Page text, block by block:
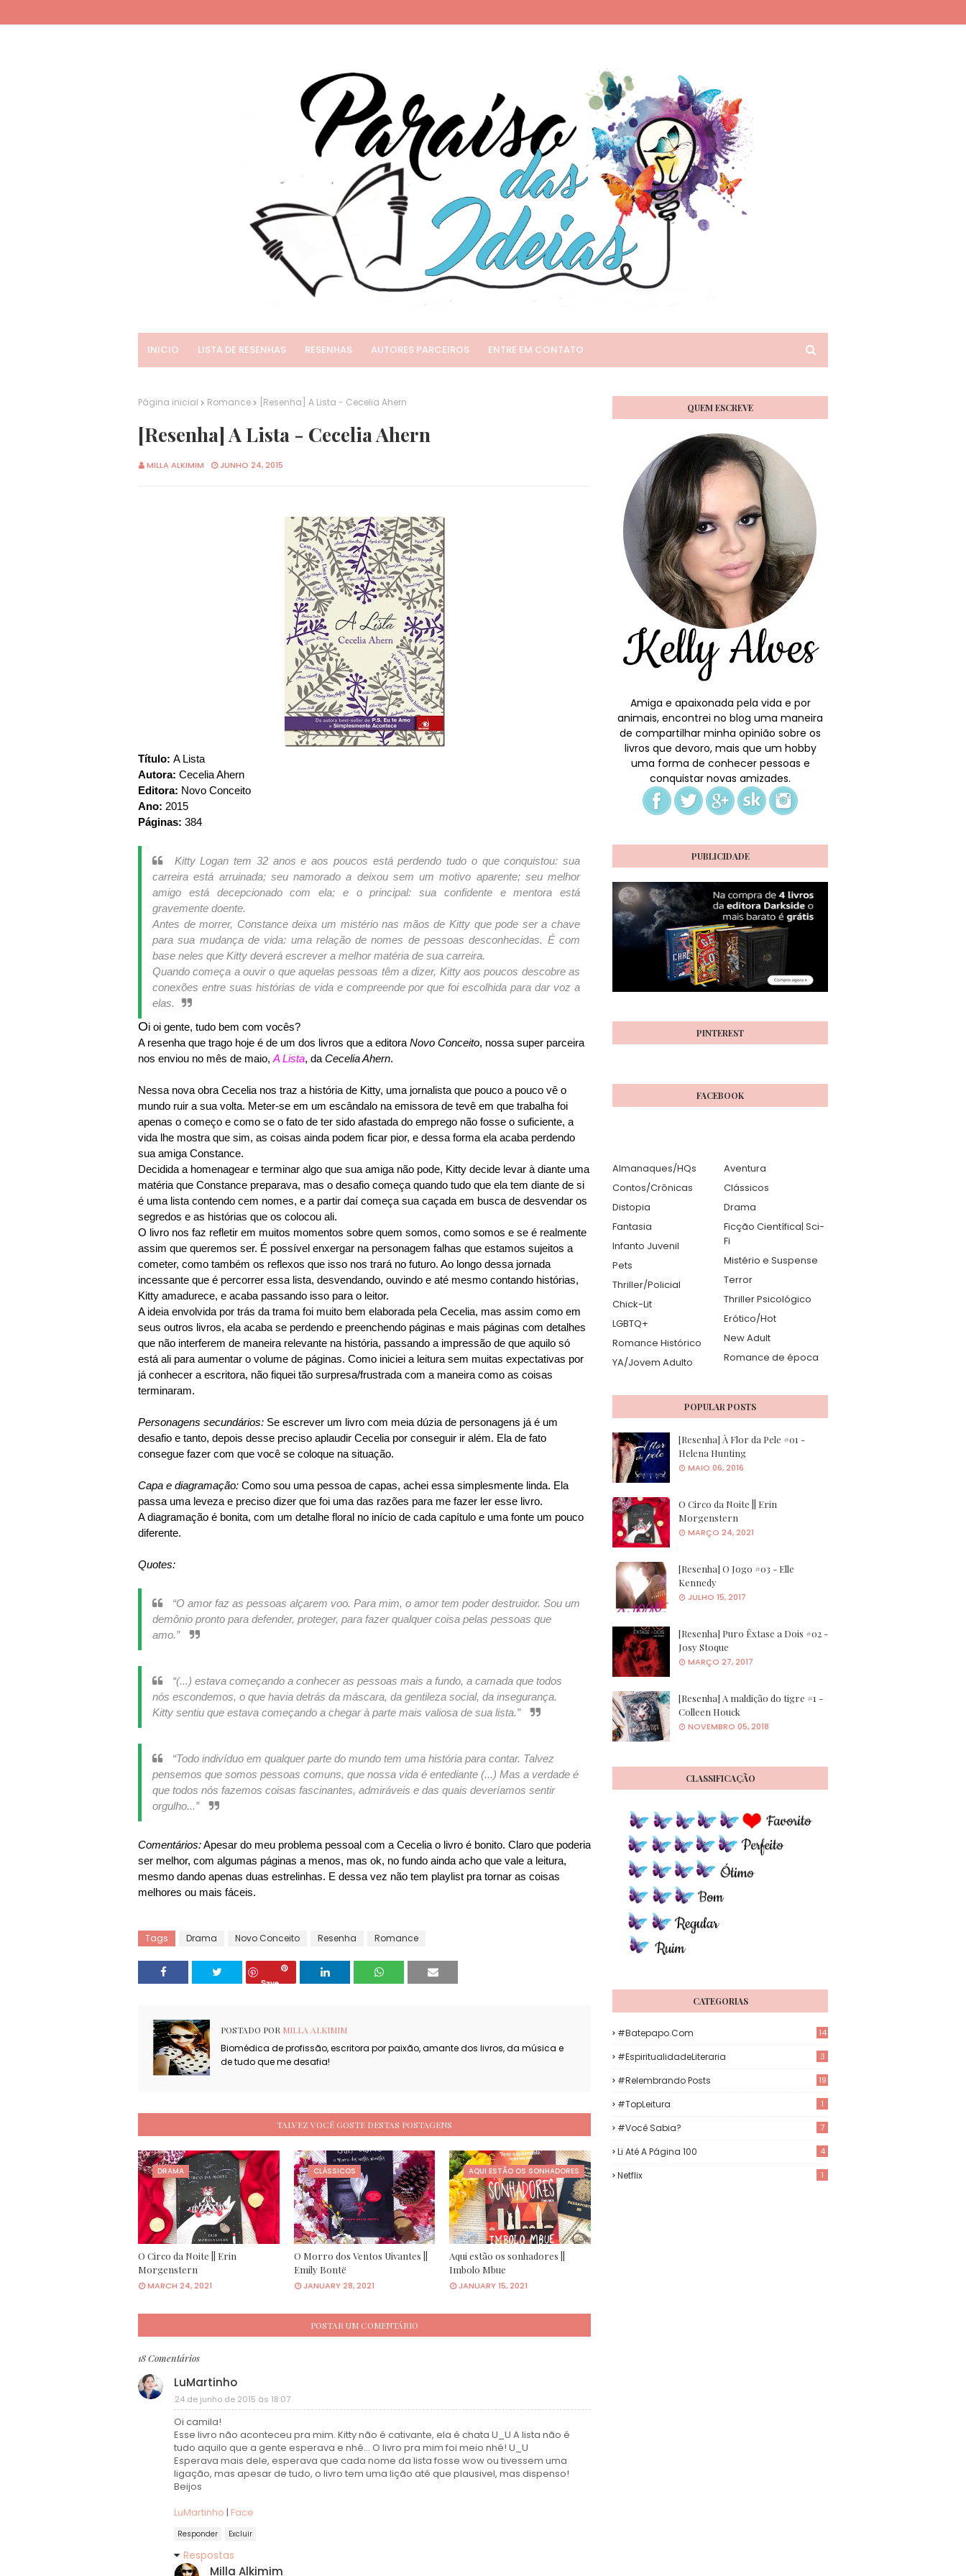
INICIO LISTA DE RESENHAS RESENHAS AUTORES PARCEIROS ENTRE EM CONTATO
Página inicial Romance [Resenha] A Lista - Cecelia Ahern
[Resenha] A Lista - Cecelia Ahern
MILLA ALKIMIM JUNHO 24, 2015
Título: A Lista
Autora: Cecelia Ahern
Editora: Novo Conceito
Ano: 2015
Páginas: 384
Kitty Logan tem 32 anos e aos poucos está perdendo tudo o que conquistou: sua
carreira está arruinada; seu namorado a deixou sem um motivo aparente; seu melhor
amigo está decepcionado com ela; e o principal: sua confidente e mentora está
gravemente doente.
Antes de morrer, Constance deixa um mistério nas mãos de Kitty que pode ser a chave
para sua mudança de vida: uma relação de nomes de pessoas desconhecidas. É com
base neles que Kitty deverá escrever a melhor matéria de sua carreira.
Quando começa a ouvir o que aquelas pessoas têm a dizer, Kitty aos poucos descobre as
conexões entre suas histórias de vida e compreende por que foi escolhida para dar voz a
elas.
Oi oi gente, tudo bem com vocês?
A resenha que trago hoje é de um dos livros que a editora Novo Conceito, nossa super parceira
nos enviou no mês de maio, A Lista, da Cecelia Ahern.
Nessa nova obra Cecelia nos traz a história de Kitty, uma jornalista que pouco a pouco vê o
mundo ruir a sua volta. Meter-se em um escândalo na emissora de tevê em que trabalha foi
apenas o começo e como se o fato de ter sido afastada do emprego não fosse o suficiente, a
vida lhe mostra que sim, as coisas ainda podem ficar pior, e dessa forma ela acaba perdendo
sua amiga Constance.
Decidida a homenagear e terminar algo que sua amiga não pode, Kitty decide levar à diante uma
matéria que Constance preparava, mas o desafio começa quando tudo que ela tem diante de si
é uma lista contendo cem nomes, e a partir daí começa sua caçada em busca de desvendar os
segredos e as histórias que os colocou ali.
O livro nos faz refletir em muitos momentos sobre quem somos, como somos e se é realmente
assim que queremos ser. É possível enxergar na personagem falhas que estamos sujeitos a
cometer, como também os reflexos que isso nos trará no futuro. Ao longo dessa jornada
incessante que é percorrer essa lista, desvendando, ouvindo e até mesmo contando histórias,
Kitty amadurece, e acaba passando isso para o leitor.
A ideia envolvida por trás da trama foi muito bem elaborada pela Cecelia, mas assim como em
seus outros livros, ela acaba se perdendo e preenchendo páginas e mais páginas com detalhes
que não interferem de maneira relevante na história, passando a impressão de que aquilo só
está ali para aumentar o volume de páginas. Como iniciei a leitura sem muitas expectativas por
já conhecer a escritora, não fiquei tão surpresa/frustrada com a maneira como as coisas
terminaram.
Personagens secundários: Se escrever um livro com meia dúzia de personagens já é um
desafio e tanto, depois desse preciso aplaudir Cecelia por conseguir ir além. Ela de fato
consegue fazer com que você se coloque na situação.
Capa e diagramação: Como sou uma pessoa de capas, achei essa simplesmente linda. Ela
passa uma leveza e preciso dizer que foi uma das razões para me fazer ler esse livro.
A diagramação é bonita, com um detalhe floral no início de cada capítulo e uma fonte um pouco
diferente.
Quotes:
“O amor faz as pessoas alçarem voo. Para mim, o amor tem poder destruidor. Sou um
demônio pronto para defender, proteger, para fazer qualquer coisa pelas pessoas que
amo.”
“(...) estava começando a conhecer as pessoas mais a fundo, a camada que todos
nós escondemos, o que havia detrás da máscara, da gentileza social, da insegurança.
Kitty sentiu que estava começando a chegar à parte mais valiosa de sua lista.”
“Todo indivíduo em qualquer parte do mundo tem uma história para contar. Talvez
pensemos que somos pessoas comuns, que nossa vida é entediante (...) Mas a verdade é
que todos nós fazemos coisas fascinantes, admiráveis e das quais deveríamos sentir
orgulho...”
Comentários:Apesar do meu problema pessoal com a Cecelia o livro é bonito. Claro que poderia
ser melhor, com algumas páginas a menos, mas ok, no fundo ainda acho que vale a leitura,
mesmo dando apenas duas estrelinhas. E dessa vez não tem playlist pra tornar as coisas
melhores ou mais fáceis.
Tags Drama Novo Conceito Resenha Romance
Save
POSTADO POR MILLA ALKIMIM
Biomédica de profissão, escritora por paixão, amante dos livros, da música e
de tudo que me desafia!
TALVEZ VOCÊ GOSTE DESTAS POSTAGENS
DRAMA
O Circo da Noite || Erin
Morgenstern
MARCH 24, 2021
CLÁSSICOS
O Morro dos Ventos Uivantes ||
Emily Bontë
JANUARY 28, 2021
AQUI ESTÃO OS SONHADORES
Aqui estão os sonhadores ||
Imbolo Mbue
JANUARY 15, 2021
POSTAR UM COMENTÁRIO
18 Comentários
LuMartinho
24 de junho de 2015 às 18:07
Oi camila!
Esse livro não aconteceu pra mim. Kitty não é cativante, ela é chata U_U A lista não é
tudo aquilo que a gente esperava e nhé... O livro pra mim foi meio nhé! U_U
Esperava mais dele, esperava que cada nome da lista fosse wow ou tivessem uma
ligação, mas apesar de tudo, o livro tem uma lição até que plausivel, mas dispenso!
Beijos
LuMartinho | Face
Responder Excluir
Respostas
Milla Alkimim
QUEM ESCREVE
Amiga e apaixonada pela vida e por
animais, encontrei no blog uma maneira
de compartilhar minha opinião sobre os
livros que devoro, mais que um hobby
uma forma de conhecer pessoas e
conquistar novas amizades.
PUBLICIDADE
PINTEREST
FACEBOOK
Almanaques/HQs
Aventura
Contos/Crônicas
Clássicos
Distopia
Drama
Fantasia
Ficção Científica| Sci-
Fi
Infanto Juvenil
Mistério e Suspense
Pets
Terror
Thriller/Policial
Thriller Psicológico
Chick-Lit
Erótico/Hot
LGBTQ+
New Adult
Romance Histórico
Romance de época
YA/Jovem Adulto
POPULAR POSTS
[Resenha] À Flor da Pele #01 -
Helena Hunting
MAIO 06, 2016
O Circo da Noite || Erin
Morgenstern
MARÇO 24, 2021
[Resenha] O Jogo #03 - Elle
Kennedy
JULHO 15, 2017
[Resenha] Puro Êxtase a Dois #02 -
Josy Stoque
MARÇO 27, 2017
[Resenha] A maldição do tigre #1 -
Colleen Houck
NOVEMBRO 05, 2018
CLASSIFICAÇÃO
CATEGORIAS
#Batepapo.com 14
#EspiritualidadeLiteraria 3
#Relembrando Posts 19
#TopLeitura 1
#Você Sabia? 7
Li Até A Página 100 4
Netflix 1